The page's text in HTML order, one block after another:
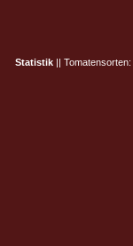
Statistik|| Tomatensorten: